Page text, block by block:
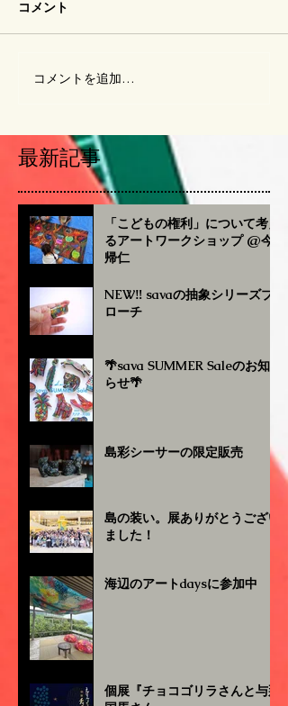
コメント
コメントを追加…
最新記事
「こどもの権利」について考え
るアートワークショップ @今
帰仁
NEW‼︎ savaの抽象シリーズブ
ローチ
🌴sava SUMMER Saleのお知
らせ🌴
島彩シーサーの限定販売
島の装い。展ありがとうござい
ました！
海辺のアートdaysに参加中
個展『チョコゴリラさんと与那